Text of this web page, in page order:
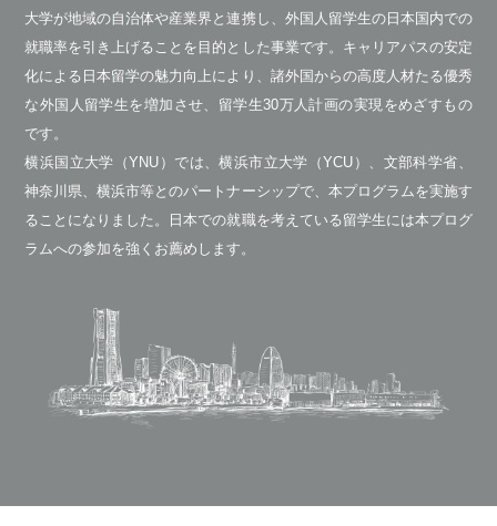
大学が地域の自治体や産業界と連携し、外国人留学生の日本国内での
就職率を引き上げることを目的とした事業です。キャリアパスの安定
化による日本留学の魅力向上により、諸外国からの高度人材たる優秀
な外国人留学生を増加させ、留学生30万人計画の実現をめざすもの
です。
横浜国立大学（YNU）では、横浜市立大学（YCU）、文部科学省、
神奈川県、横浜市等とのパートナーシップで、本プログラムを実施す
ることになりました。日本での就職を考えている留学生には本プログ
ラムへの参加を強くお薦めします。